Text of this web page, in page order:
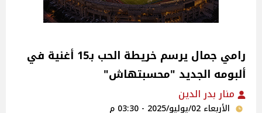
رامي جمال يرسم خريطة الحب بـ15 أغنية في
ألبومه الجديد "محسبتهاش"
منار بدر الدين
الأربعاء 02/يوليو/2025 - 03:30 م